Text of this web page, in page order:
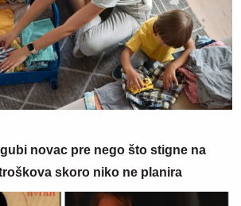
novac pre nego što stigne na
skoro niko ne planira